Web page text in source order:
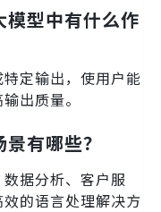
型中有什么作
定输出，使用户能
出质量。
有哪些？
据分析、客户服
的语言处理解决方